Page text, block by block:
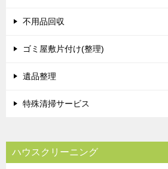
不用品回収
ゴミ屋敷片付け(整理)
遺品整理
特殊清掃サービス
ハウスクリーニング